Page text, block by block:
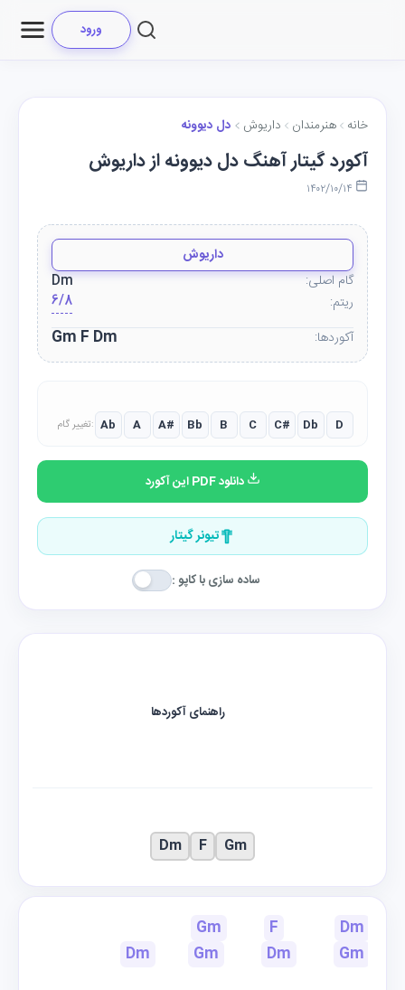
ورود
خانه هنرمندان داریوش دل دیوونه
آکورد گیتار آهنگ دل دیوونه از داریوش
داریوش
گام اصلی:
Dm
ریتم:
6/8
آکوردها:
Gm F Dm
تغییر گام: Ab A A# Bb B C C# Db D
دانلود PDF این آکورد
تیونر گیتار
ساده سازی با کاپو :
Gm F
Dm
Dm
Gm Dm
Gm
راهنمای آکوردها
Gm
F
Dm